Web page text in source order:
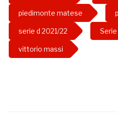
piedimonte matese
serie d 2021/22
vittorio massi